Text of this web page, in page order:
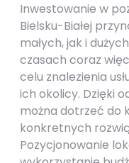
Inwestowanie w
Bielsku-Białej
małych, jak i
czasach coraz
celu znalezienia
ich okolicy. Dzięki
można dotrzeć do
konkretnych
Pozycjonowanie